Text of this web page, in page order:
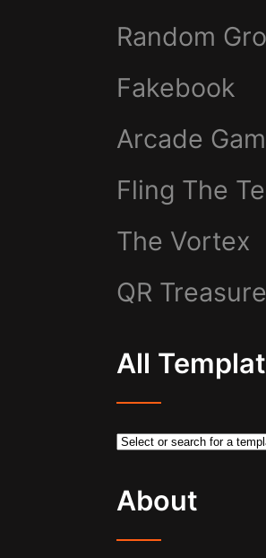
Random
Fakebook
Arcade
Fling The
The Vortex
QR
All
About